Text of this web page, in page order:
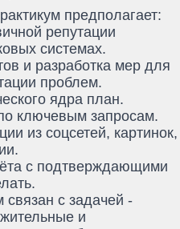
предполагает:
репутации
системах.
и разработка мер для
проблем.
ядра план.
ключевым запросам.
из соцсетей, картинок,
с подтверждающими
связан с задачей -
и